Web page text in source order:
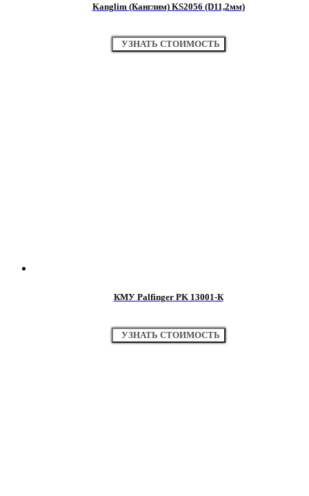
Kanglim (Канглим) KS2056 (D11,2мм)
УЗНАТЬ СТОИМОСТЬ
КМУ Palfinger PK 13001-К
УЗНАТЬ СТОИМОСТЬ